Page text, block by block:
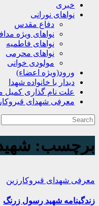
خبری
نواهای نورانی
دفاع مقدس
نواهای ویژه
نواهای فاطمیه
نواهای محرمی
مولودی خوانی
ورود(ویژه اعضاء)
دیدار با خانواده شهدا
علت نام گذاری کمیل
معرفی شهدای
برچسب:
معرفی شهدای قیروکارزین
زندگینامه شهید رسول زرنگ